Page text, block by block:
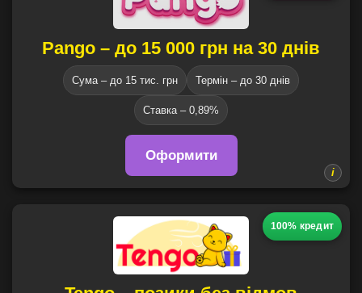
Pango – до 15 000 грн на 30 днів
Сума – до 15 тис. грн Термін – до 30 днів
Ставка – 0,89%
Оформити
100% кредит